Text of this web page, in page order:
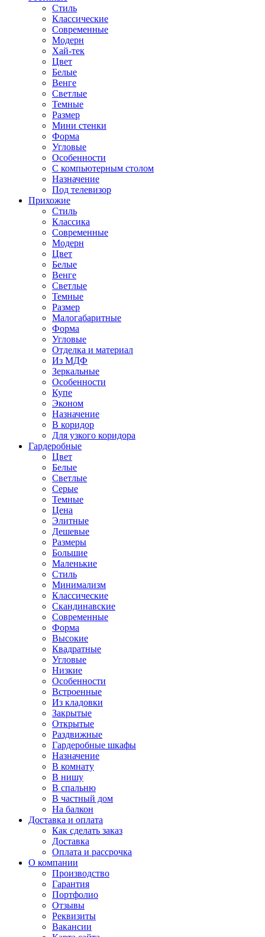
Стиль
Классические
Современные
Модерн
Хай-тек
Цвет
Белые
Венге
Светлые
Темные
Размер
Мини стенки
Форма
Угловые
Особенности
С компьютерным столом
Назначение
Под телевизор
Прихожие
Стиль
Классика
Современные
Модерн
Цвет
Белые
Венге
Светлые
Темные
Размер
Малогабаритные
Форма
Угловые
Отделка и материал
Из МДФ
Зеркальные
Особенности
Купе
Эконом
Назначение
В коридор
Для узкого коридора
Гардеробные
Цвет
Белые
Светлые
Серые
Темные
Цена
Элитные
Дешевые
Размеры
Большие
Маленькие
Стиль
Минимализм
Классические
Скандинавские
Современные
Форма
Высокие
Квадратные
Угловые
Низкие
Особенности
Встроенные
Из кладовки
Закрытые
Открытые
Раздвижные
Гардеробные шкафы
Назначение
В комнату
В нишу
В спальню
В частный дом
На балкон
Доставка и оплата
Как сделать заказ
Доставка
Оплата и рассрочка
О компании
Производство
Гарантия
Портфолио
Отзывы
Реквизиты
Вакансии